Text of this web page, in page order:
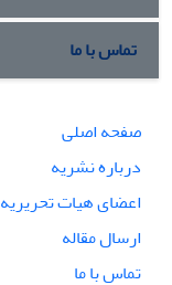
تماس با ما
صفحه اصلی
درباره نشریه
اعضای هیات تحریریه
ارسال مقاله
تماس با ما